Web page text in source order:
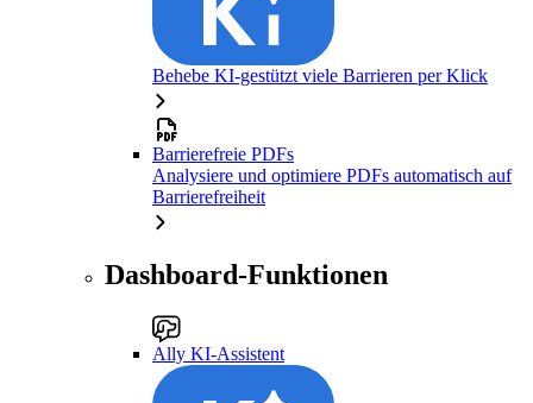
Behebe KI-gestützt viele Barrieren per Klick
Barrierefreie PDFs
Analysiere und optimiere PDFs automatisch auf
Barrierefreiheit
Dashboard-Funktionen
Ally KI-Assistent